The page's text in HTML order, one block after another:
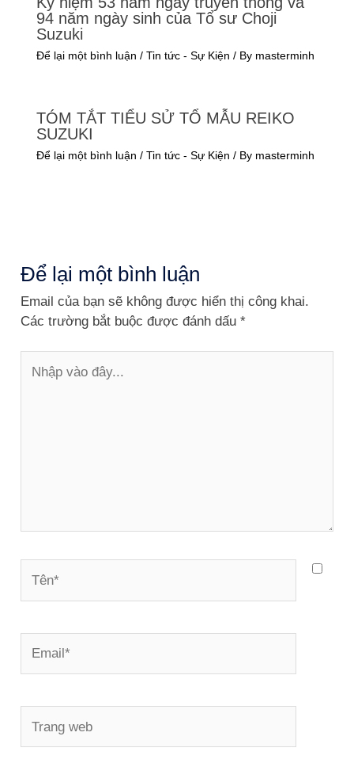
94 năm ngày sinh của Tổ sư Choji
Suzuki
Để lại một bình luận / Tin tức - Sự Kiện / By masterminh
TÓM TẮT TIỂU SỬ TỔ MẪU REIKO
SUZUKI
Để lại một bình luận / Tin tức - Sự Kiện / By masterminh
Để lại một bình luận
Email của bạn sẽ không được hiển thị công khai.
Các trường bắt buộc được đánh dấu*
vào
web